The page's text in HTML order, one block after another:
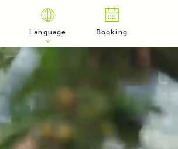
Language Booking